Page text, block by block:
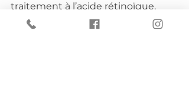
traitement à l’acide rétinoïque.
Éviter l’exposition immédiate au